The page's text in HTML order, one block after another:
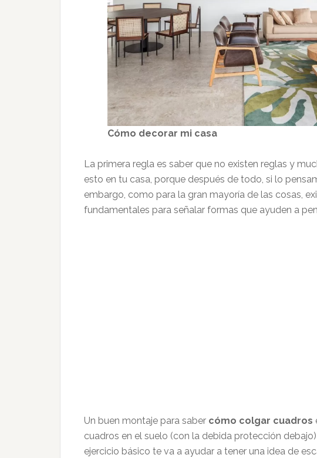
Cómo decorar mi casa
La primera regla es saber que no existen reglas y
esto en tu casa, porque después de todo, si lo
embargo, como para la gran mayoría de las cosas,
fundamentales para señalar formas que ayuden a
Un buen montaje para saber cómo colgar cuadros
cuadros en el suelo (con la debida protección
ejercicio básico te va a ayudar a tener una idea de